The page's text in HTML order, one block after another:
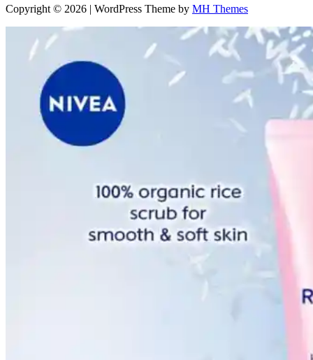
Copyright © 2026 | WordPress Theme by MH Themes